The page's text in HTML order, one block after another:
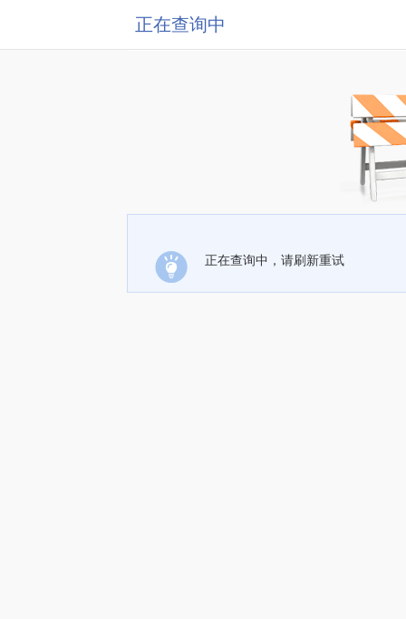
正在查询中
正在查询中，请刷新重试